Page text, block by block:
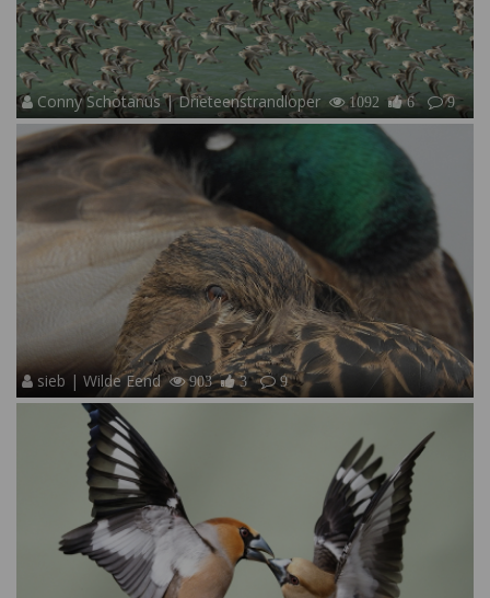
Conny Schotanus | Drieteenstrandloper 1092 6 9
sieb | Wilde Eend 903 3 9